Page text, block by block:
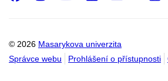
© 2026 Masarykova univerzita
Správce webu
Prohlášení o přístupnosti